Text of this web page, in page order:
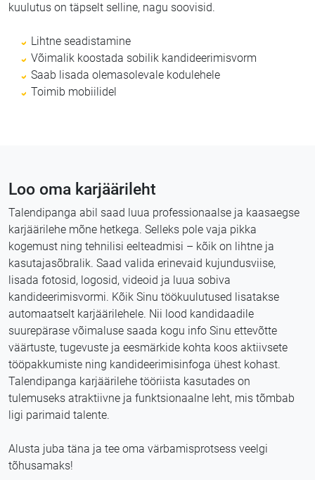
kuulutus on täpselt selline, nagu soovisid.
Lihtne seadistamine
Võimalik koostada sobilik kandideerimisvorm
Saab lisada olemasolevale kodulehele
Toimib mobiilidel
Loo oma karjäärileht
Talendipanga abil saad luua professionaalse ja kaasaegse
karjäärilehe mõne hetkega. Selleks pole vaja pikka
kogemust ning tehnilisi eelteadmisi – kõik on lihtne ja
kasutajasõbralik. Saad valida erinevaid kujundusviise,
lisada fotosid, logosid, videoid ja luua sobiva
kandideerimisvormi. Kõik Sinu töökuulutused lisatakse
automaatselt karjäärilehele. Nii lood kandidaadile
suurepärase võimaluse saada kogu info Sinu ettevõtte
väärtuste, tugevuste ja eesmärkide kohta koos aktiivsete
tööpakkumiste ning kandideerimisinfoga ühest kohast.
Talendipanga karjäärilehe tööriista kasutades on
tulemuseks atraktiivne ja funktsionaalne leht, mis tõmbab
ligi parimaid talente.
Alusta juba täna ja tee oma värbamisprotsess veelgi
tõhusamaks!